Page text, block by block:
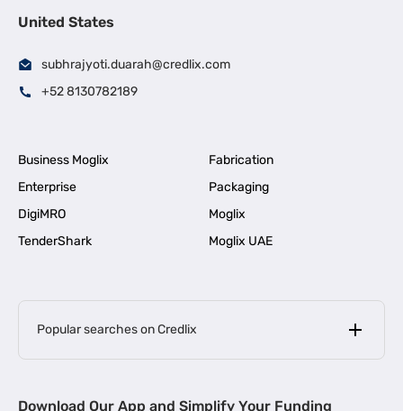
United States
subhrajyoti.duarah@credlix.com
+52 8130782189
Business Moglix
Fabrication
Enterprise
Packaging
DigiMRO
Moglix
TenderShark
Moglix UAE
Popular searches on Credlix
MSME Loan for Startups |
Download Our App and Simplify Your Funding